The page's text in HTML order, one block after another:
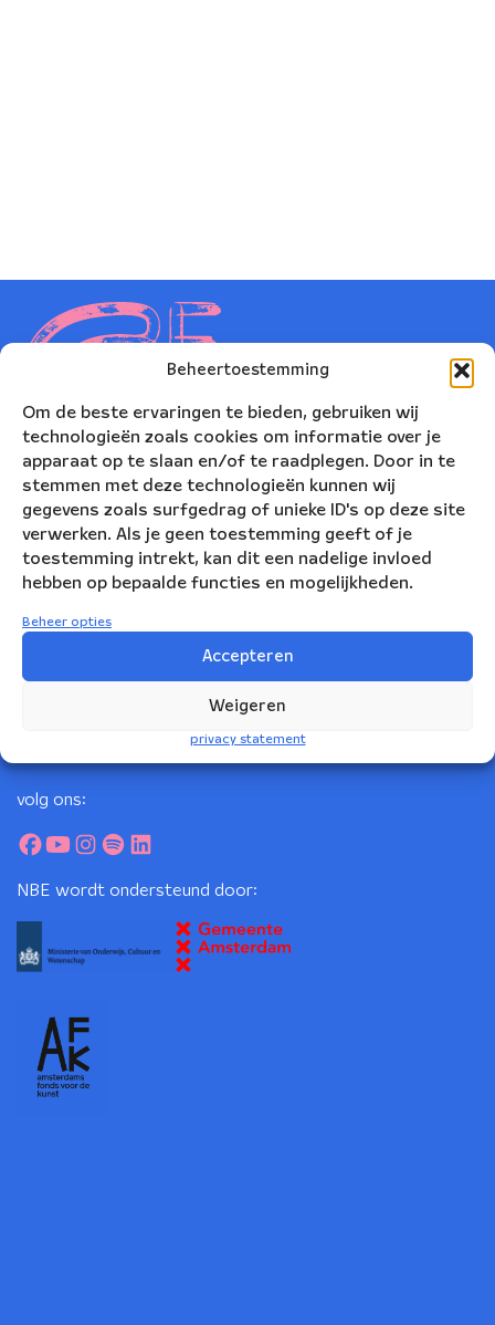
Beheertoestemming
Om de beste ervaringen te bieden, gebruiken wij
technologieën zoals cookies om informatie over je
apparaat op te slaan en/of te raadplegen. Door in te
stemmen met deze technologieën kunnen wij
gegevens zoals surfgedrag of unieke ID's op deze site
verwerken. Als je geen toestemming geeft of je
toestemming intrekt, kan dit een nadelige invloed
hebben op bepaalde functies en mogelijkheden.
Beheer opties
Accepteren
Weigeren
privacy statement
Nederlands Blazers Ensemble
Korte Leidsedwarsstraat 12
volg ons:
NBE wordt ondersteund door: